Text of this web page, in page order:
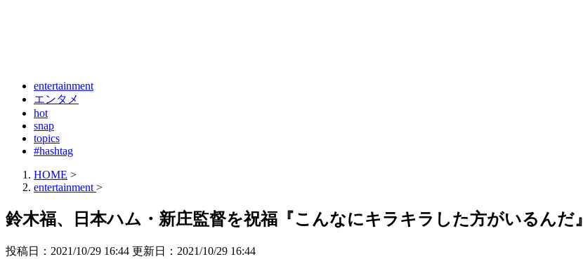
entertainment
エンタメ
hot
snap
topics
#hashtag
HOME >
entertainment >
鈴木福、日本ハム・新庄監督を祝福『こんなにキラキラした方がいるんだ』
投稿日：2021/10/29 16:44 更新日： 2021/10/29 16:44